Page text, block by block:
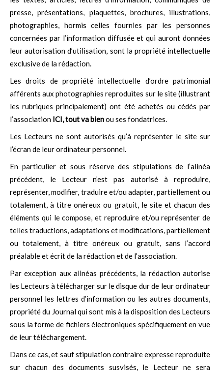
presse, présentations, plaquettes, brochures, illustrations,
photographies, hormis celles fournies par les personnes
concernées par l’information diffusée et qui auront données
leur autorisation d’utilisation, sont la propriété intellectuelle
exclusive de la rédaction.
Les droits de propriété intellectuelle d’ordre patrimonial
afférents aux photographies reproduites sur le site (illustrant
les rubriques principalement) ont été achetés ou cédés par
l’association ICI, tout va bienou ses fondatrices.
Les Lecteurs ne sont autorisés qu’à représenter le site sur
l’écran de leur ordinateur personnel.
En particulier et sous réserve des stipulations de l’alinéa
précédent, le Lecteur n’est pas autorisé à reproduire,
représenter, modifier, traduire et/ou adapter, partiellement ou
totalement, à titre onéreux ou gratuit, le site et chacun des
éléments qui le compose, et reproduire et/ou représenter de
telles traductions, adaptations et modifications, partiellement
ou totalement, à titre onéreux ou gratuit, sans l’accord
préalable et écrit de la rédaction et de l’association.
Par exception aux alinéas précédents, la rédaction autorise
les Lecteurs à télécharger sur le disque dur de leur ordinateur
personnel les lettres d’information ou les autres documents,
propriété du Journal qui sont mis à la disposition des Lecteurs
sous la forme de fichiers électroniques spécifiquement en vue
de leur téléchargement.
Dans ce cas, et sauf stipulation contraire expresse reproduite
sur chacun des documents susvisés, le Lecteur ne sera